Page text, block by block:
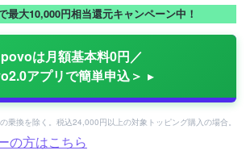
最大10,000円相当還元キャンペーン中！
は月額基本料0円／
アプリで簡単申込＞
乗換を除く。税込24,000円以上の対象トッピング購入の場合。
の方はこちら